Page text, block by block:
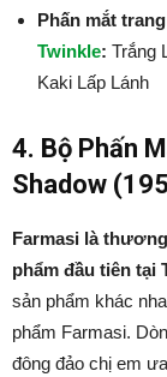
Phấn mắt
Twinkle: Trắng
Kaki Lấp Lánh
4. Bộ Phấn
Shadow
Farmasi là
phẩm đầu tiên tại
sản phẩm khác
phẩm Farmasi.
đông đảo chị em